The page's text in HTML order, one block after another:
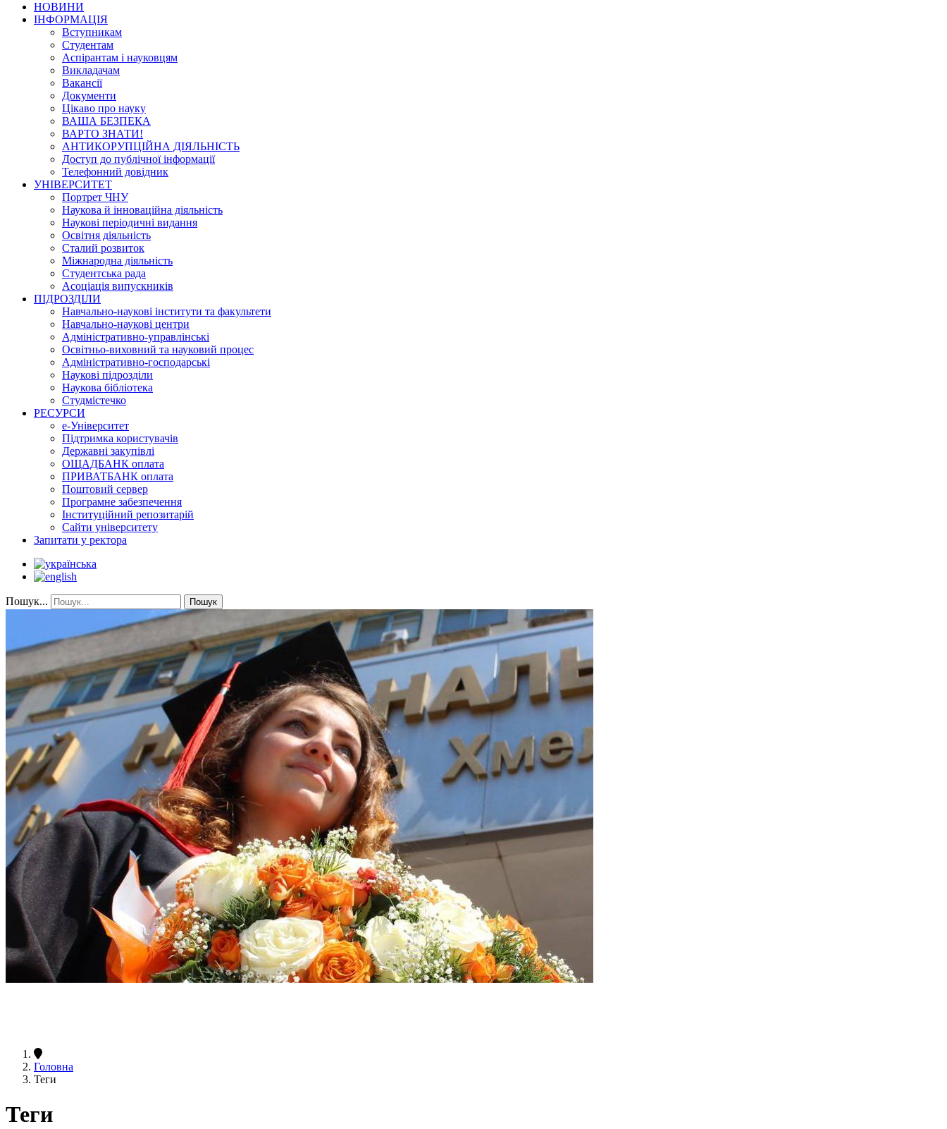
НОВИНИ
ІНФОРМАЦІЯ
Вступникам
Студентам
Аспірантам і науковцям
Викладачам
Вакансії
Документи
Цікаво про науку
ВАША БЕЗПЕКА
ВАРТО ЗНАТИ!
АНТИКОРУПЦІЙНА ДІЯЛЬНІСТЬ
Доступ до публічної інформації
Телефонний довідник
УНІВЕРСИТЕТ
Портрет ЧНУ
Наукова й інноваційна діяльність
Наукові періодичні видання
Освітня діяльність
Сталий розвиток
Міжнародна діяльність
Студентська рада
Асоціація випускників
ПІДРОЗДІЛИ
Навчально-наукові інститути та факультети
Навчально-наукові центри
Адміністративно-управлінські
Освітньо-виховний та науковий процес
Адміністративно-господарські
Наукові підрозділи
Наукова бібліотека
Студмістечко
РЕСУРСИ
е-Університет
Підтримка користувачів
Державні закупівлі
ОЩАДБАНК оплата
ПРИВАТБАНК оплата
Поштовий сервер
Програмне забезпечення
Інституційний репозитарій
Сайти університету
Запитати у ректора
Пошук... Пошук
Головна
Теги
Теги